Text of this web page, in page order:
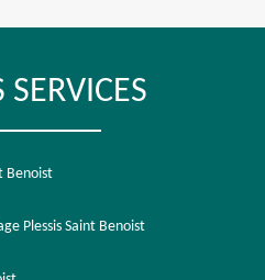
Benoist
Plessis Saint Benoist